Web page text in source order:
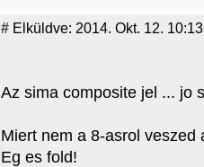
# Elküldve: 2014. Okt. 12. 10:13
Az sima composite jel ... jo
Miert nem a 8-asrol veszed
Eg es fold!